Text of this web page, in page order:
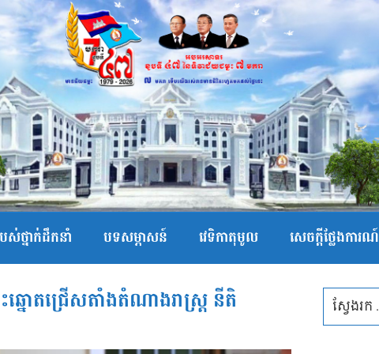
ស់ថ្នាក់ដឹកនាំ បទសម្ភាសន៍ វេទិកាតុមូល សេចក្ដីថ្លែងការណ៍
នោតជ្រើសតាំងតំណាងរាស្រ្ត​ នីតិ